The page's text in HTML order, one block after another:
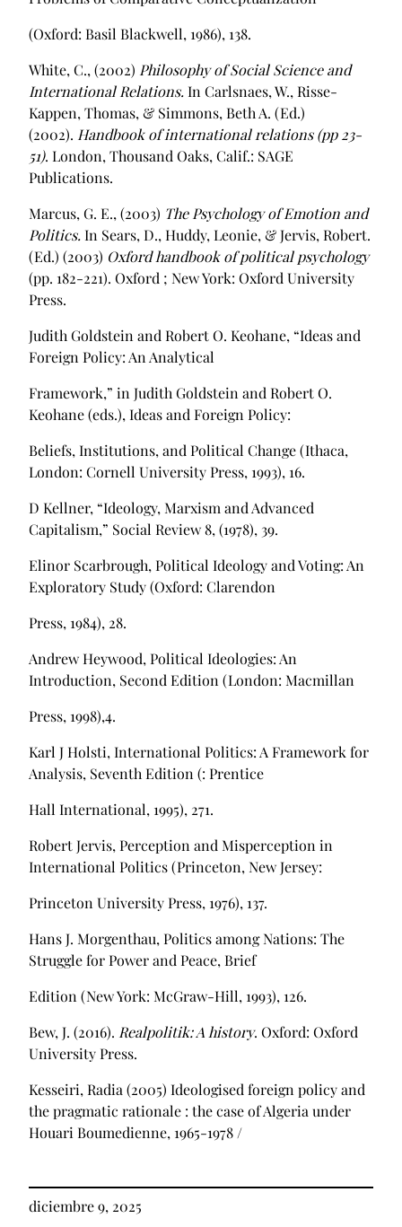
(Oxford: Basil Blackwell, 1986), 138.
White, C., (2002) Philosophy of Social Science and
International Relations.In Carlsnaes, W., Risse-
Kappen, Thomas, & Simmons, Beth A. (Ed.)
(2002). Handbook of international relations (pp 23-
51). London, Thousand Oaks, Calif.: SAGE
Publications.
Marcus, G. E., (2003) The Psychology of Emotion and
Politics.In Sears, D., Huddy, Leonie, & Jervis, Robert.
(Ed.) (2003) Oxford handbook of political psychology
(pp. 182-221). Oxford ; New York: Oxford University
Press.
Judith Goldstein and Robert O. Keohane, “Ideas and
Foreign Policy: An Analytical
Framework,” in Judith Goldstein and Robert O.
Keohane (eds.), Ideas and Foreign Policy:
Beliefs, Institutions, and Political Change (Ithaca,
London: Cornell University Press, 1993), 16.
D Kellner, “Ideology, Marxism and Advanced
Capitalism,” Social Review 8, (1978), 39.
Elinor Scarbrough, Political Ideology and Voting: An
Exploratory Study (Oxford: Clarendon
Press, 1984), 28.
Andrew Heywood, Political Ideologies: An
Introduction, Second Edition (London: Macmillan
Press, 1998),4.
Karl J Holsti, International Politics: A Framework for
Analysis, Seventh Edition (: Prentice­
Hall International, 1995), 271.
Robert Jervis, Perception and Misperception in
International Politics (Princeton, New Jersey:
Princeton University Press, 1976), 137.
Hans J. Morgenthau, Politics among Nations: The
Struggle for Power and Peace, Brief
Edition (New York: McGraw-Hill, 1993), 126.
Bew, J. (2016). Realpolitik: A history. Oxford: Oxford
University Press.
Kesseiri, Radia (2005) Ideologised foreign policy and
the pragmatic rationale : the case of Algeria under
Houari Boumedienne, 1965-1978 /
diciembre 9, 2025